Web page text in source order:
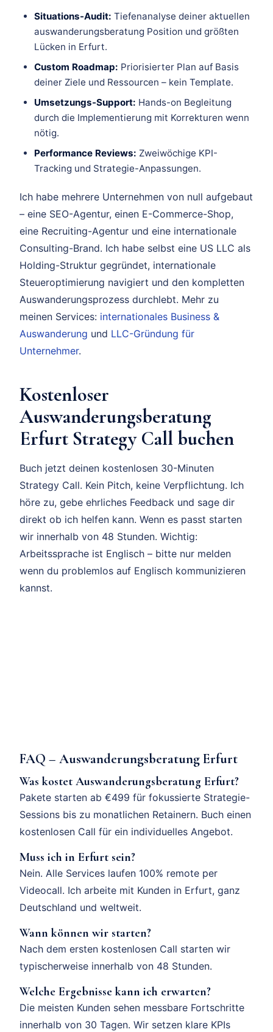
Situations-Audit: Tiefenanalyse deiner aktuellen
auswanderungsberatung Position und größten
Lücken in Erfurt.
Custom Roadmap: Priorisierter Plan auf Basis
deiner Ziele und Ressourcen – kein Template.
Umsetzungs-Support: Hands-on Begleitung
durch die Implementierung mit Korrekturen wenn
nötig.
Performance Reviews: Zweiwöchige KPI-
Tracking und Strategie-Anpassungen.
Ich habe mehrere Unternehmen von null aufgebaut
– eine SEO-Agentur, einen E-Commerce-Shop,
eine Recruiting-Agentur und eine internationale
Consulting-Brand. Ich habe selbst eine US LLC als
Holding-Struktur gegründet, internationale
Steueroptimierung navigiert und den kompletten
Auswanderungsprozess durchlebt. Mehr zu
meinen Services: internationales Business &
Auswanderung und LLC-Gründung für
Unternehmer.
Kostenloser
Auswanderungsberatung
Erfurt Strategy Call buchen
Buch jetzt deinen kostenlosen 30-Minuten
Strategy Call. Kein Pitch, keine Verpflichtung. Ich
höre zu, gebe ehrliches Feedback und sage dir
direkt ob ich helfen kann. Wenn es passt starten
wir innerhalb von 48 Stunden. Wichtig:
Arbeitssprache ist Englisch – bitte nur melden
wenn du problemlos auf Englisch kommunizieren
kannst.
FAQ – Auswanderungsberatung Erfurt
Was kostet Auswanderungsberatung Erfurt?
Pakete starten ab €499 für fokussierte Strategie-
Sessions bis zu monatlichen Retainern. Buch einen
kostenlosen Call für ein individuelles Angebot.
Muss ich in Erfurt sein?
Nein. Alle Services laufen 100% remote per
Videocall. Ich arbeite mit Kunden in Erfurt, ganz
Deutschland und weltweit.
Wann können wir starten?
Nach dem ersten kostenlosen Call starten wir
typischerweise innerhalb von 48 Stunden.
Welche Ergebnisse kann ich erwarten?
Die meisten Kunden sehen messbare Fortschritte
innerhalb von 30 Tagen. Wir setzen klare KPIs